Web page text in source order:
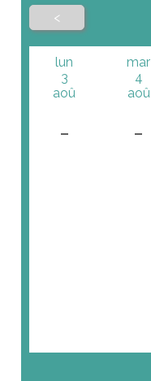
<
lun
3
aoû
-
mar
4
aoû
-